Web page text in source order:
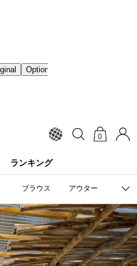
0
ランキング
ブラウス アウター